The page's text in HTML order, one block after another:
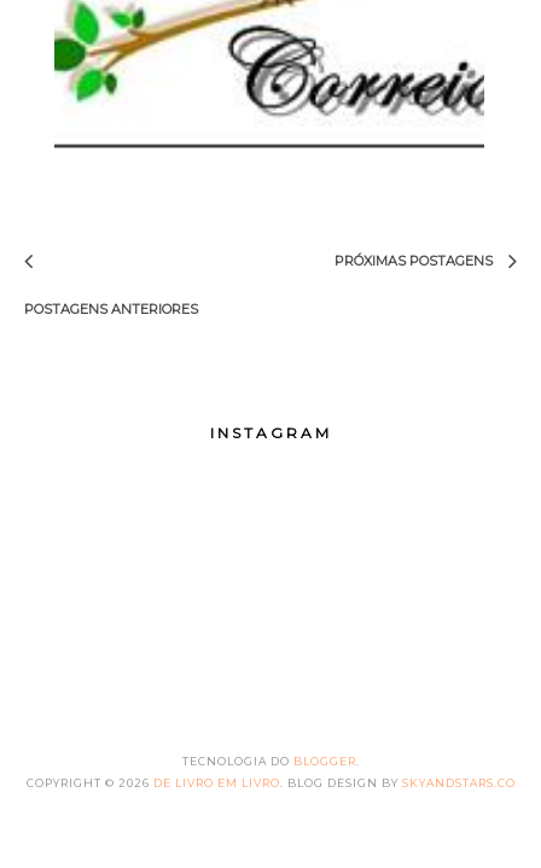
POSTAGENS ANTERIORES
PRÓXIMAS POSTAGENS
INSTAGRAM
TECNOLOGIA DO BLOGGER
COPYRIGHT © 2026 DE LIVRO EM LIVRO . BLOG DESIGN BY SKYANDSTARS.CO